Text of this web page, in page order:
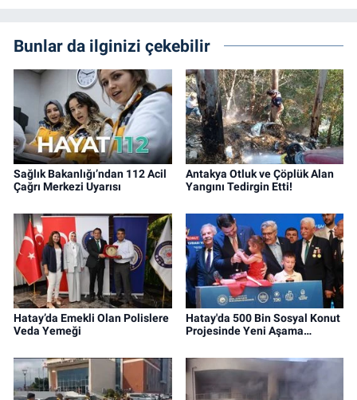
Bunlar da ilginizi çekebilir
Sağlık Bakanlığı’ndan 112 Acil
Çağrı Merkezi Uyarısı
Antakya Otluk ve Çöplük Alan
Yangını Tedirgin Etti!
Hatay’da Emekli Olan Polislere
Veda Yemeği
Hatay'da 500 Bin Sosyal Konut
Projesinde Yeni Aşama…